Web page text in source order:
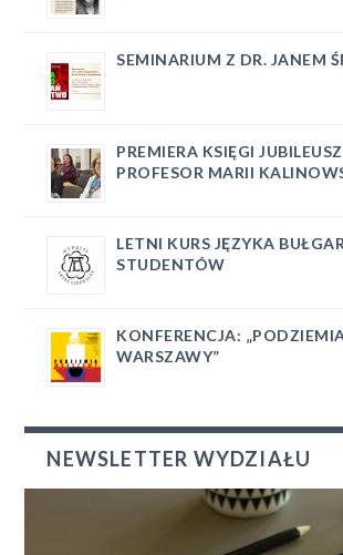
SEMINARIUM Z DR. JANEM
PREMIERA KSIĘGI
PROFESOR MARII
LETNI KURS JĘZYKA
STUDENTÓW
KONFERENCJA:
WARSZAWY”
NEWSLETTER WYDZIAŁU